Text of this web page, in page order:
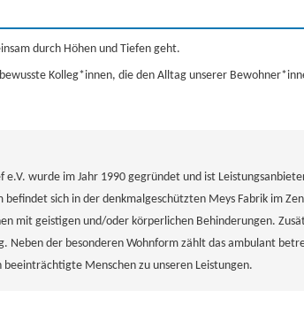
durch Höhen und Tiefen geht.
Kolleg*innen, die den Alltag unserer
e.V. wurde im Jahr 1990 gegründet und ist
sich in der denkmalgeschützten Meys Fabrik im
mit geistigen und/oder körperlichen Behinderungen.
Neben der besonderen Wohnform zählt das ambulant
Menschen zu unseren Leistungen.